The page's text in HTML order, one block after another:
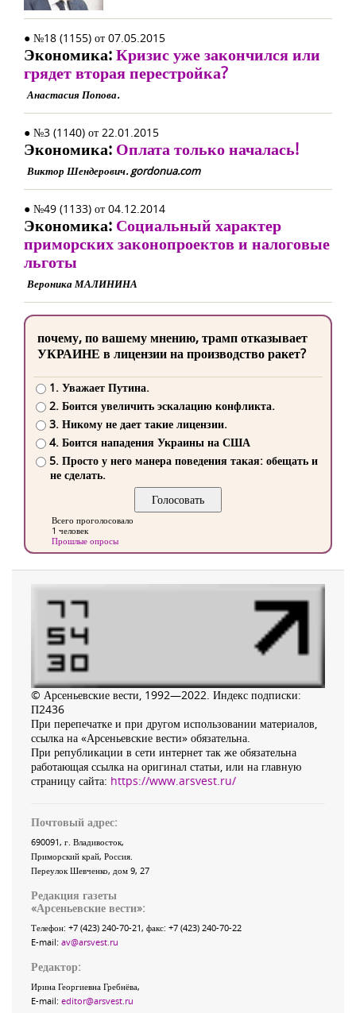
● №18 (1155) от 07.05.2015
Экономика:Кризис уже закончился или
грядет вторая перестройка?
Анастасия Попова.
● №3 (1140) от 22.01.2015
Экономика: Оплата только началась!
Виктор Шендерович. gordonua.com
● №49 (1133) от 04.12.2014
Экономика: Социальный характер
приморских законопроектов и налоговые
льготы
Вероника МАЛИНИНА
почему, по вашему мнению, трамп отказывает
УКРАИНЕ в лицензии на производство ракет?
1. Уважает Путина.
2. Боится увеличить эскалацию конфликта.
3. Никому не дает такие лицензии.
4. Боится нападения Украины на США
5. Просто у него манера поведения такая: обещать и
не сделать.
Всего проголосовало
1 человек
Прошлые опросы
© Арсеньевские вести, 1992—2022. Индекс подписки:
П2436
При перепечатке и при другом использовании материалов,
ссылка на «Арсеньевские вести» обязательна.
При републикации в сети интернет так же обязательна
работающая ссылка на оригинал статьи, или на главную
страницу сайта: https://www.arsvest.ru/
Почтовый адрес:
690091, г. Владивосток,
Приморский край, Россия
Переулок Шевченко, дом 9, 27
Редакция газеты
«Арсеньевские вести»:
Телефон: +7 (423) 240-70-21, факс: +7 (423) 240-70-22
E-mail: av@arsvest.ru
Редактор:
Ирина Георгиевна Гребнёва,
E-mail: editor@arsvest.ru